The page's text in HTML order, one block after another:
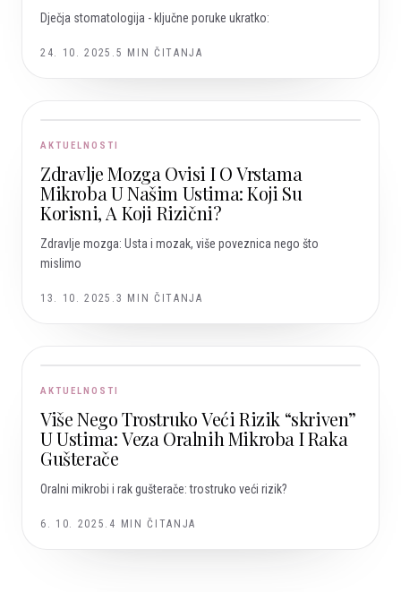
Dječja stomatologija - ključne poruke ukratko:
24. 10. 2025. 5 MIN ČITANJA
AKTUELNOSTI
Zdravlje Mozga Ovisi I O Vrstama
Mikroba U Našim Ustima: Koji Su
Korisni, A Koji Rizični?
Zdravlje mozga: Usta i mozak, više poveznica nego što
mislimo
13. 10. 2025. 3 MIN ČITANJA
AKTUELNOSTI
Više Nego Trostruko Veći Rizik “skriven”
U Ustima: Veza Oralnih Mikroba I Raka
Gušterače
Oralni mikrobi i rak gušterače: trostruko veći rizik?
6. 10. 2025. 4 MIN ČITANJA